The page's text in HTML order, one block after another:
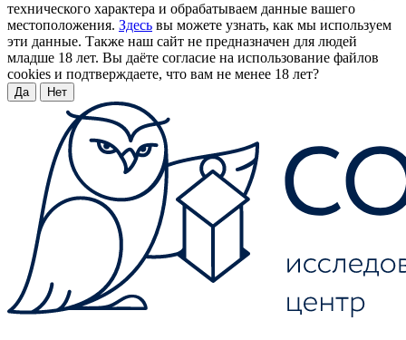
технического характера и обрабатываем данные вашего
местоположения. Здесь вы можете узнать, как мы используем
эти данные. Также наш сайт не предназначен для людей
младше 18 лет. Вы даёте согласие на использование файлов
cookies и подтверждаете, что вам не менее 18 лет?
Да Нет